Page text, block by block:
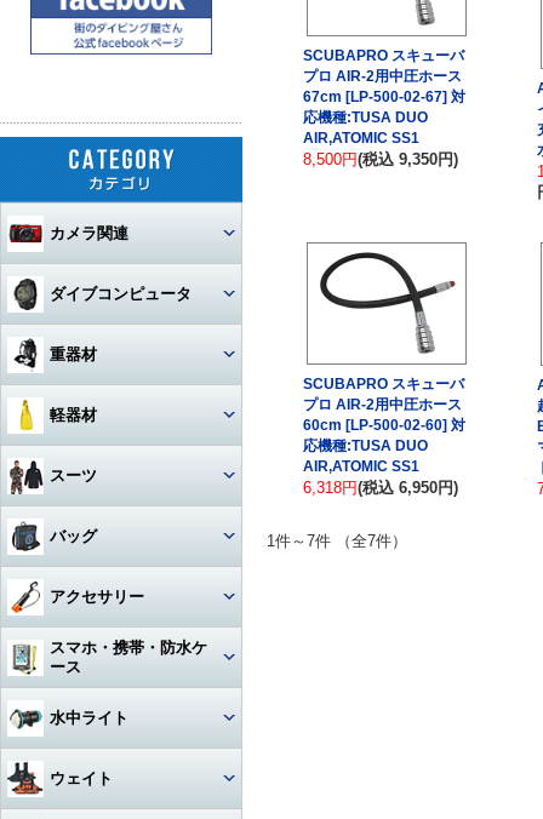
カメラ関連
セット
カメラ本体
カメラハウジング・ポート
一眼レフカメラハウジング
ミラーレスカメラハウジング
コンパクトカメラハウジング
ビデオカメラハウジング
ポート・ギア・オプション
レンズ
マクロレンズ
ワイドレンズ
レンズオプション・フィルタ
ー・アダプター
ストロボ
ストロボ本体
接続ケーブル
その他・アクセサリー
アーム・グリップ・ベース・ス
テー
フロートアーム
クランプ
アームセット
アーム関連
グリップ・ベース・ステー
アクションカメラ・GoPro
アクションカメラ・GoPro本
アクションカメラ・GoProア
クセサリー
ビデオライト
ビデオライト
ビデオライトアクセサリー・
パーツ
アクセサリー・その他
カメラメンテナンス用品
書籍・DVD
ダイブコンピュータ
ウォッチタイプ
大画面モデル
トランスミッター
コンソールモデル
DCアクセサリー・パーツ
下取り・キャンペーン
重器材
レギュレター
レギュレター
DINモデル
アクセサリー・その他
オクトパス
ゲージ
3連ゲージ
2連ゲージ
シングルゲージ
BCジャケット
スタビタイプ
フロントアジャスタブルタイ
プ
アクセサリー・その他
オクトパスインフレーター
(AIR-2等)
インフレーター
水深計
激安！重器材セット
軽器材
マスク
2眼タイプ
フルフェイスマスク
マスク用レンズ
度入りマスク
アクセサリ・パーツ・その他
スノーケル
スノーケル本体
アクセサリ・パーツ・その他
フィン
フルフットタイプ
ストラップタイプ
アクセサリ・パーツ・その他
ブーツ
フルフットフィン向け
デッキソール（ボート向け）
カレンダーソール（磯、ビー
チ向け）
ローカット
グローブ
3シーズングローブ
サマーグローブ
ウィンターグローブ
ソックス
軽器材セット
オススメ！軽器材セット
スーツ
ウェットスーツ
ウェットスーツアクセサリー
ウェットスーツインナー
ドライスーツ
ドライスーツアクセサリー
ドライスーツインナー
バッグ
メッシュバッグ（フルサイズ）
メッシュバッグ（ミニ）
キャスター・キャリーバッグ
ギアバッグ
ハードケース
アクセサリー
ナイフ
ステンレス
折りたたみ
ハサミ
ラインカッター
スマホ・携帯・防水ケ
ース
（DIVE）
iPhone・スマホ・携帯
iPad用
水中ライト
ワイドタイプ
ウェイト
SCUBAPRO スキューバ
プロ AIR-2用中圧ホース
67cm [LP-500-02-67] 対
応機種:TUSA DUO
AIR,ATOMIC SS1
8,500円(税込 9,350円)
SCUBAPRO スキューバ
プロ AIR-2用中圧ホース
60cm [LP-500-02-60] 対
応機種:TUSA DUO
AIR,ATOMIC SS1
6,318円(税込 6,950円)
1件～7件 （全7件）